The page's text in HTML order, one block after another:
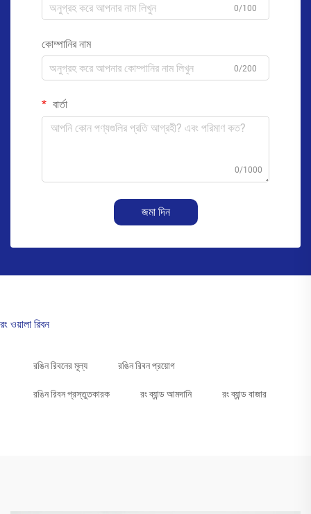
0/100
কোম্পানির নাম
0/200
বার্তা
0/1000
জমা দিন
রং ওয়ালা রিবন
রঙিন রিবনের মূল্য রঙিন রিবন প্রয়োগ
রঙিন রিবন প্রস্তুতকারক রং ব্যান্ড আমদানি রং ব্যান্ড বাজার